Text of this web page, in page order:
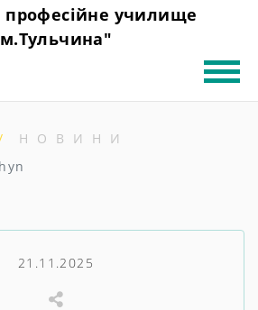
училище
м.Тульчина"
НОВИНИ
21.11.2025